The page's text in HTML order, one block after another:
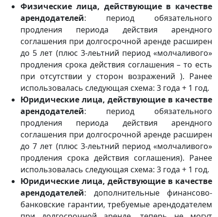
Физические лица, действующие в качестве
арендодателей: период обязательного
продления периода действия арендного
соглашения при долгосрочной аренде расширен
до 5 лет (плюс 3-леьтний период «молчаливого»
продления срока действия соглашения – то есть
при отсутствии у сторон возражений ). Ранее
использовалась следующая схема: 3 года + 1 год.
Юридические лица, действующие в качестве
арендодателей: период обязательного
продления периода действия арендного
соглашения при долгосрочной аренде расширен
до 7 лет (плюс 3-леьтний период «молчаливого»
продления срока действия соглашения). Ранее
использовалась следующая схема: 3 года + 1 год.
Юридические лица, действующие в качестве
арендодателей: дополнительные финансово-
банковские гарантии, требуемые арендодателем